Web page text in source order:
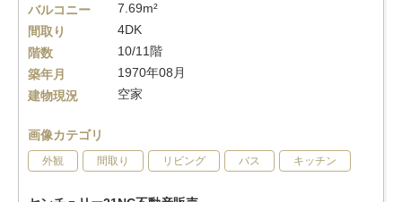
バルコニー
7.69m²
間取り
4DK
階数
10/11階
築年月
1970年08月
建物現況
空家
画像カテゴリ
外観 間取り リビング バス キッチン